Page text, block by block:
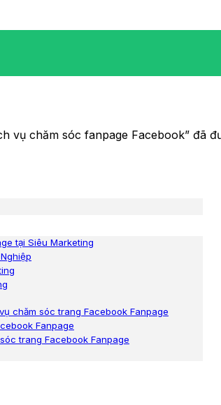
vụ chăm sóc fanpage Facebook” đã
tại Siêu Marketing
chăm sóc trang Facebook Fanpage
Fanpage
trang Facebook Fanpage